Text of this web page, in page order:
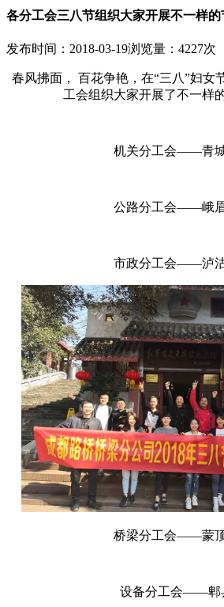
各分工会三八节组织大家开展不一样的
发布时间：2018-03-19浏览量：4227次
春风拂面， 百花争艳，在“三八”妇女
工会组织大家开展了不一样
机关分工会——青
公路分工会——峨
市政分工会——泸
桥梁分工会——蒙
设备分工会——郫